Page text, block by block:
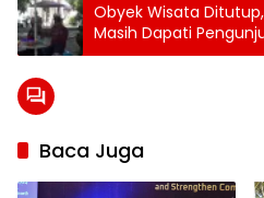
Obyek Wisata
Masih Dapati
Baca Juga